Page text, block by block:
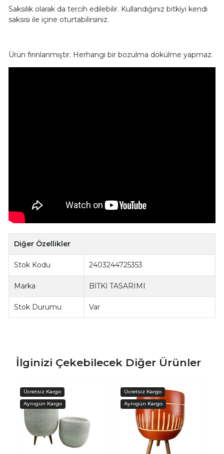
Saksılık olarak da tercih edilebilir. Kullandığınız bitkiyi kendi
saksısı ile içine oturtabilirsiniz.
Ürün fırınlanmıştır. Herhangi bir bozulma dökülme yapmaz.
Diğer Özellikler
Stok Kodu 2403244725353
Marka BİTKİ TASARIMI
Stok Durumu Var
İlginizi Çekebilecek Diğer Ürünler